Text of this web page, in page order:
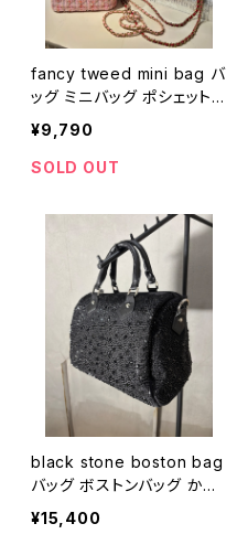
fancy tweed mini bag バ
ッグ ミニバッグ ポシェット
ツィード ゴールドチェーン
ストラップ
¥9,790
SOLD OUT
black stone boston bag
バッグ ボストンバッグ かば
ん ブラック 黒 ストーン キ
ラキラ ストラップ 斜めがけ
¥15,400